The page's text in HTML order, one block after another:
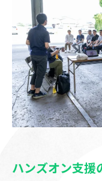
ハンズオン支援